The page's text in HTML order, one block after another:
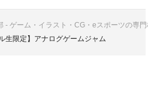
- ゲーム・イラスト・CG・eスポーツの専
生限定】アナログゲームジャム